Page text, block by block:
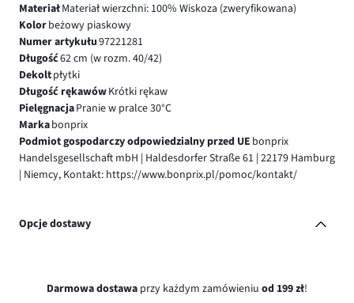
MateriałMateriał wierzchni: 100% Wiskoza (zweryfikowana)
Kolorbeżowy piaskowy
Numer artykułu97221281
Długość62 cm (w rozm. 40/42)
Dekoltpłytki
Długość rękawówKrótki rękaw
PielęgnacjaPranie w pralce 30°C
Markabonprix
Podmiot gospodarczy odpowiedzialny przed UE bonprix
Handelsgesellschaft mbH | Haldesdorfer Straße 61 | 22179 Hamburg
| Niemcy, Kontakt: https://www.bonprix.pl/pomoc/kontakt/
Opcje dostawy
Darmowa dostawa przy każdym zamówieniu od 199 zł!